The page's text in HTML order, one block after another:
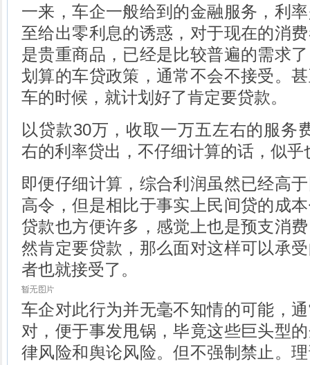
一来，车企一般给到的金融服务，利
至给出零利息的诱惑，对于现在的消
是贵重商品，已经是比较普遍的需求
划算的车贷政策，通常不会不接受。
车的时候，就计划好了肯定要贷款。
以贷款30万，收取一万五左右的服务
右的利率贷出，不仔细计算的话，似
即便仔细计算，综合利润虽然已经高
高令，但是相比于事实上民间贷的成
贷款也方便许多，感觉上也是预支消
然肯定要贷款，那么面对这样可以承
者也就接受了。
车企对此行为并无毫不知情的可能，
对，便于事发甩锅，毕竟这些巨头型
律风险和舆论风险。但不强制禁止。